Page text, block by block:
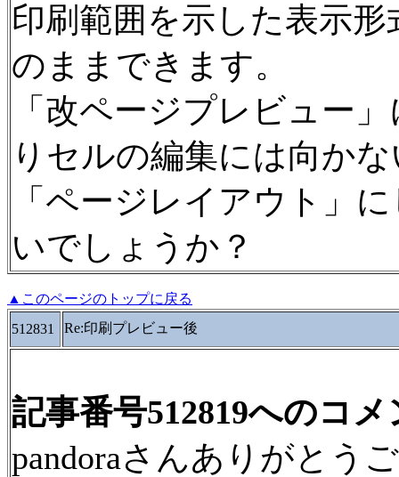
印刷範囲を示した表示
のままできます。
「改ページプレビュー
りセルの編集には向か
「ページレイアウト」
いでしょうか？
▲このページのトップに戻る
512831
Re:印刷プレビュー後
記事番号512819へのコメ
pandoraさんありがとう